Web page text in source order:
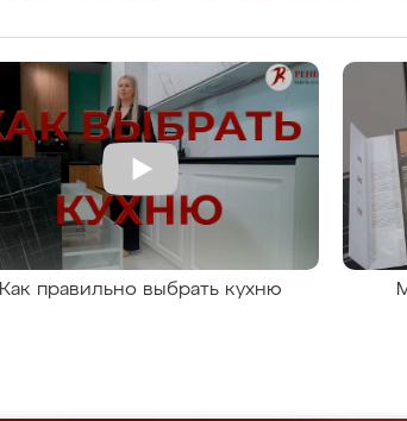
Как правильно выбрать кухню